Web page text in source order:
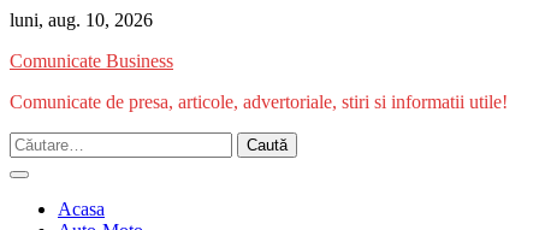
Skip
content
luni, aug. 10, 2026
Comunicate Business
Comunicate de presa, articole, advertoriale, stiri si informatii utile!
Caută
după:
Acasa